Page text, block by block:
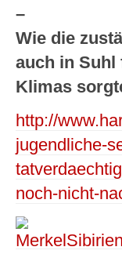
–
Wie die
auch in Suhl
Klimas
http://
jugendliche-
noch-nicht-